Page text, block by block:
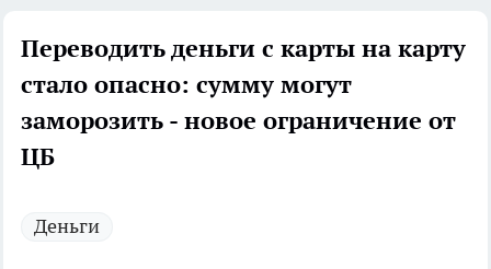
Переводить деньги с карты на карту
стало опасно: сумму могут
заморозить - новое ограничение от
ЦБ
Деньги